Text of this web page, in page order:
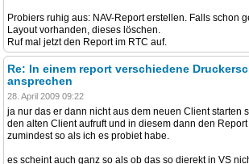
Probiers ruhig aus: NAV-Report erstellen. Falls schon
Layout vorhanden, dieses löschen.
Ruf mal jetzt den Report im RTC auf.
Re: In einem report verschiedene
ansprechen
28. April 2009 09:22
ja nur das er dann nicht aus dem neuen Client starten
den alten Client aufruft und in diesem dann den
zumindest so als ich es probiet habe.
es scheint auch ganz so als ob das so dierekt in VS